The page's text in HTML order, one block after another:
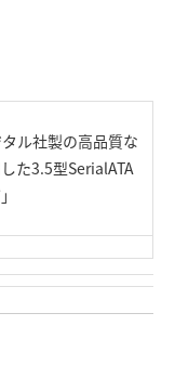
ル社製の高品質な
た3.5型SerialATA